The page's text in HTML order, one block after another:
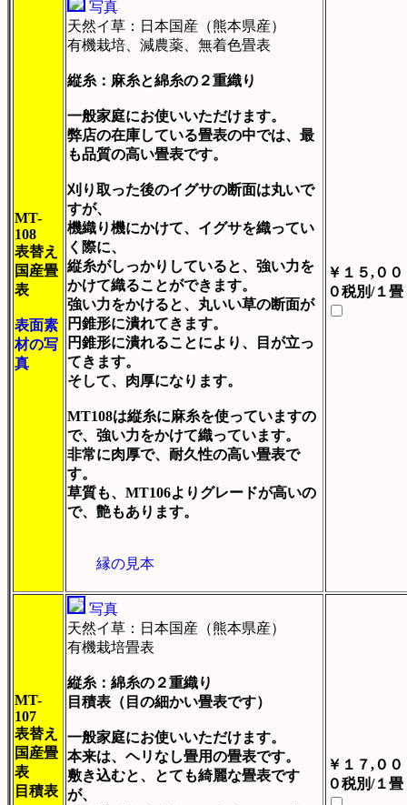
MT-
108
表替え
国産畳
表
表面素
材の写
真
写真
天然イ草：日本国産（熊本県産）
有機栽培、減農薬、無着色畳表
縦糸：麻糸と綿糸の２重織り
一般家庭にお使いいただけます。
弊店の在庫している畳表の中では、最
も品質の高い畳表です。
刈り取った後のイグサの断面は丸いで
すが、
機織り機にかけて、イグサを織ってい
く際に、
縦糸がしっかりしていると、強い力を
かけて織ることができます。
強い力をかけると、丸いい草の断面が
円錐形に潰れてきます。
円錐形に潰れることにより、目が立っ
てきます。
そして、肉厚になります。
MT108は縦糸に麻糸を使っていますの
で、強い力をかけて織っています。
非常に肉厚で、耐久性の高い畳表で
す。
草質も、MT106よりグレードが高いの
で、艶もあります。
縁の見本
￥１５,００
０税別/１畳
MT-
107
表替え
国産畳
表
目積表
写真
天然イ草：日本国産（熊本県産）
有機栽培畳表
縦糸：綿糸の２重織り
目積表（目の細かい畳表です）
一般家庭にお使いいただけます。
本来は、ヘリなし畳用の畳表です。
敷き込むと、とても綺麗な畳表です
が、
￥１７,００
０税別/１畳